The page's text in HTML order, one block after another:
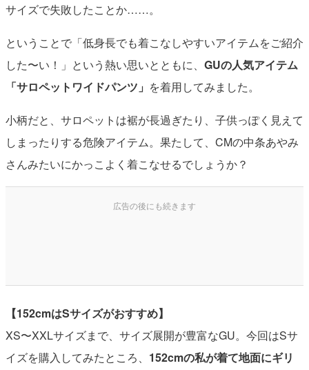
サイズで失敗したことか……。
ということで「低身長でも着こなしやすいアイテムをご紹介
した〜い！」という熱い思いとともに、 GUの人気アイテム
「サロペットワイドパンツ」 を着用してみました。
小柄だと、サロペットは裾が長過ぎたり、子供っぽく見えて
しまったりする危険アイテム。果たして、CMの中条あやみ
さんみたいにかっこよく着こなせるでしょうか？
【152cmはSサイズがおすすめ】
XS〜XXLサイズまで、サイズ展開が豊富なGU。今回はSサ
イズを購入してみたところ、 152cmの私が着て地面にギリ